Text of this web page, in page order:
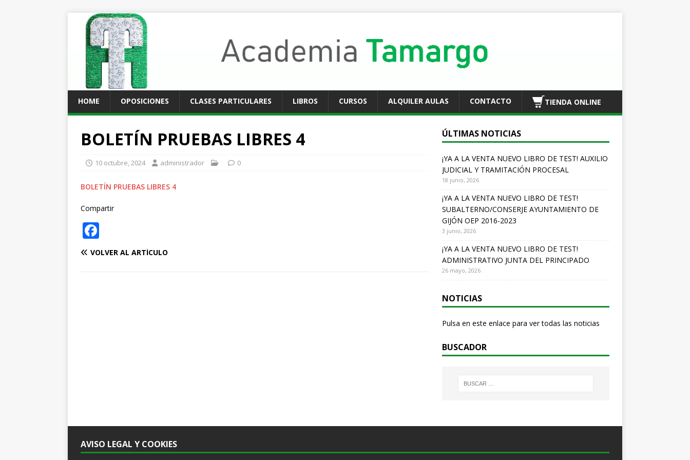
HOME OPOSICIONES CLASES PARTICULARES LIBROS CURSOS ALQUILER AULAS CONTACTO TIENDA ONLINE
BOLETÍN PRUEBAS LIBRES 4
10 octubre, 2024 administrador 0
BOLETÍN PRUEBAS LIBRES 4
Compartir
a
VOLVER AL ARTÍCULO
ÚLTIMAS NOTICIAS
¡YA A LA VENTA NUEVO LIBRO DE TEST! AUXILIO
JUDICIAL Y TRAMITACIÓN PROCESAL
18 junio, 2026
¡YA A LA VENTA NUEVO LIBRO DE TEST!
SUBALTERNO/CONSERJE AYUNTAMIENTO DE
GIJÓN OEP 2016-2023
3 junio, 2026
¡YA A LA VENTA NUEVO LIBRO DE TEST!
ADMINISTRATIVO JUNTA DEL PRINCIPADO
26 mayo, 2026
NOTICIAS
Pulsa en este enlace para ver todas las noticias
BUSCADOR
AVISO LEGAL Y COOKIES